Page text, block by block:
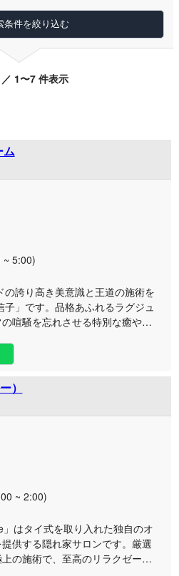
条件を絞り込む
1〜7 件表示
ム
~ 5:00)
の誇り高き美意識と王道の施術を
」です。品格あふれるラグジュ
喧騒を忘れさせる特別な癒やし
会の喧騒から離れて静かに心身
隠れ家空間です。品と気品を兼
術が、心と体の緊張を心地よく
りの贅沢なひとときや、週末の
お気軽にお立ち寄りください。
）
~ 2:00)
」はタイ式を取り入れた独自のオ
供する隠れ家サロンです。厳選
の施術で、至高のリラクゼーシ